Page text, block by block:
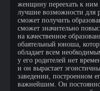
женщину переехать к ним
лучшие возможности для
сможет получить
сможет значительно
на качественное
обаятельный юноша,
обладает всем
у его родителей нет
и он вырастает
заведении, построенном
важнейшим. Он постоянно